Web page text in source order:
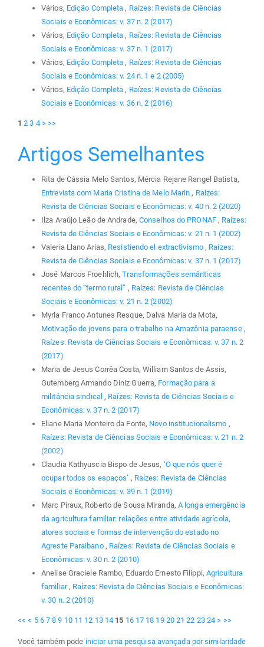
Vários, Edição Completa , Raízes: Revista de Ciências
Sociais e Econômicas: v. 37 n. 2 (2017)
Vários, Edição Completa , Raízes: Revista de Ciências
Sociais e Econômicas: v. 37 n. 1 (2017)
Vários, Edição Completa , Raízes: Revista de Ciências
Sociais e Econômicas: v. 24 n. 1 e 2 (2005)
Vários, Edição Completa , Raízes: Revista de Ciências
Sociais e Econômicas: v. 36 n. 2 (2016)
1 2 3 4 > >>
Artigos Semelhantes
Rita de Cássia Melo Santos, Mércia Rejane Rangel Batista,
Entrevista com Maria Cristina de Melo Marin , Raízes:
Revista de Ciências Sociais e Econômicas: v. 40 n. 2 (2020)
Ilza Araújo Leão de Andrade, Conselhos do PRONAF , Raízes:
Revista de Ciências Sociais e Econômicas: v. 21 n. 1 (2002)
Valeria Llano Arias, Resistiendo el extractivismo , Raízes:
Revista de Ciências Sociais e Econômicas: v. 37 n. 1 (2017)
José Marcos Froehlich,Transformações semânticas
recentes do “termo rural” , Raízes: Revista de Ciências
Sociais e Econômicas: v. 21 n. 2 (2002)
Myrla Franco Antunes Resque, Dalva Maria da Mota,
Motivação de jovens para o trabalho na Amazônia paraense ,
Raízes: Revista de Ciências Sociais e Econômicas: v. 37 n. 2
(2017)
Maria de Jesus Corrêa Costa, William Santos de Assis,
Gutemberg Armando Diniz Guerra, Formação para a
militância sindical , Raízes: Revista de Ciências Sociais e
Econômicas: v. 37 n. 2 (2017)
Eliane Maria Monteiro da Fonte, Novo institucionalismo ,
Raízes: Revista de Ciências Sociais e Econômicas: v. 21 n. 2
(2002)
Claudia Kathyuscia Bispo de Jesus, ‘O que nós quer é
ocupar todos os espaços’ , Raízes: Revista de Ciências
Sociais e Econômicas: v. 39 n. 1 (2019)
Marc Piraux, Roberto de Sousa Miranda, A longa emergência
da agricultura familiar: relações entre atividade agrícola,
atores sociais e formas de intervenção do estado no
Agreste Paraibano , Raízes: Revista de Ciências Sociais e
Econômicas: v. 30 n. 2 (2010)
Anelise Graciele Rambo, Eduardo Ernesto Filippi, Agricultura
familiar , Raízes: Revista de Ciências Sociais e Econômicas:
v. 30 n. 2 (2010)
<< < 5 6 7 8 9 10 11 12 13 14 15 16 17 18 19 20 21 22 23 24 > >>
Você também pode iniciar uma pesquisa avançada por similaridade